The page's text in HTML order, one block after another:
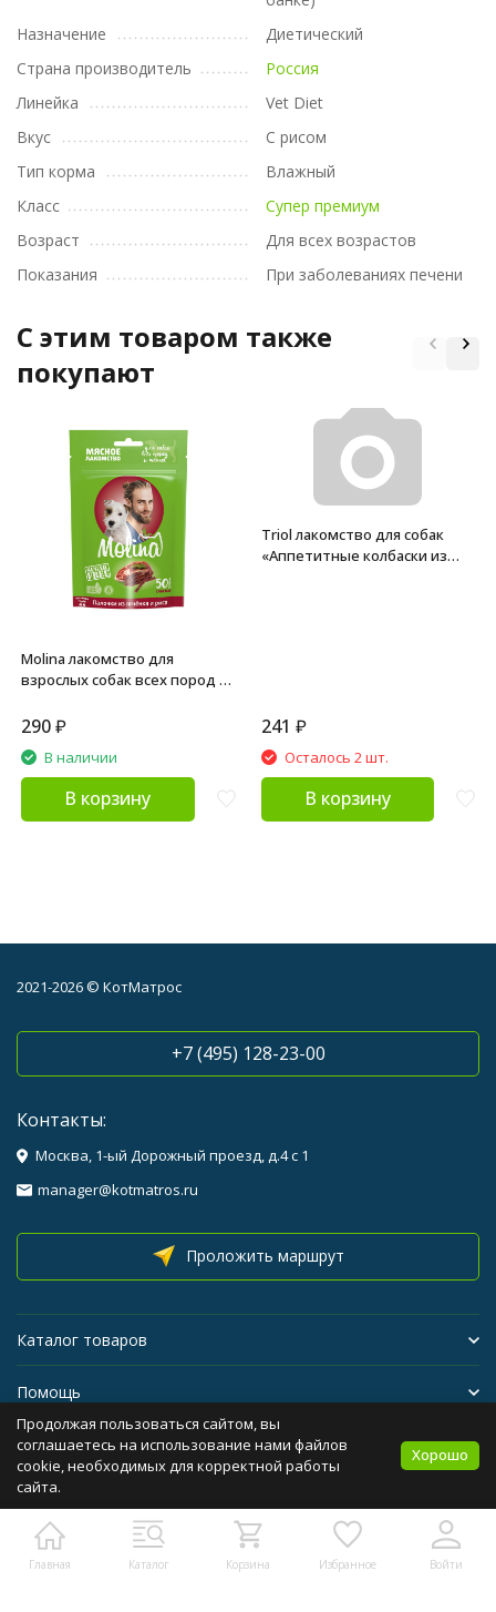
Назначение
Диетический
Страна производитель
Россия
Линейка
Vet Diet
Вкус
С рисом
Тип корма
Влажный
Класс
Супер премиум
Возраст
Для всех возрастов
Показания
При заболеваниях печени
C этим товаром также
покупают
Molina лакомство для
взрослых собак всех пород и
и риса" - 50 г
290₽
В наличии
В корзину
Triol лакомство для собак
«Аппетитные колбаски из
241 ₽
Осталось 2 шт.
В корзину
Главная Каталог Корзина Избранное Войти
2021-2026 © КотМатрос
+7 (495) 128-23-00
Контакты:
Москва, 1-ый Дорожный проезд, д.4 с 1
manager@kotmatros.ru
Проложить маршрут
Каталог товаров
Помощь
Бренды
Политика персональных данных Карта сайта
Продолжая пользоваться сайтом, вы
соглашаетесь на использование нами файлов
cookie, необходимых для корректной работы
сайта.
Хорошо